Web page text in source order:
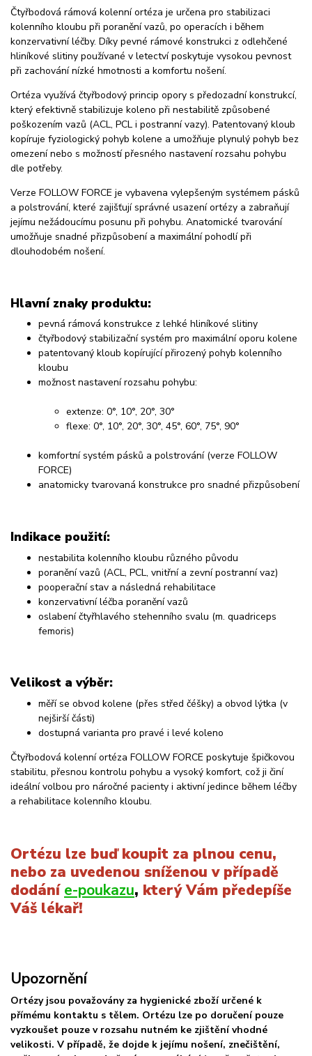
Čtyřbodová rámová kolenní ortéza je určena pro stabilizaci
kolenního kloubu při poranění vazů, po operacích i během
konzervativní léčby. Díky pevné rámové konstrukci z odlehčené
hliníkové slitiny používané v letectví poskytuje vysokou pevnost
při zachování nízké hmotnosti a komfortu nošení.
Ortéza využívá čtyřbodový princip opory s předozadní konstrukcí,
který efektivně stabilizuje koleno při nestabilitě způsobené
poškozením vazů (ACL, PCL i postranní vazy). Patentovaný kloub
kopíruje fyziologický pohyb kolene a umožňuje plynulý pohyb bez
omezení nebo s možností přesného nastavení rozsahu pohybu
dle potřeby.
Verze FOLLOW FORCE je vybavena vylepšeným systémem pásků
a polstrování, které zajišťují správné usazení ortézy a zabraňují
jejímu nežádoucímu posunu při pohybu. Anatomické tvarování
umožňuje snadné přizpůsobení a maximální pohodlí při
dlouhodobém nošení.
Hlavní znaky produktu:
pevná rámová konstrukce z lehké hliníkové slitiny
čtyřbodový stabilizační systém pro maximální oporu kolene
patentovaný kloub kopírující přirozený pohyb kolenního
kloubu
možnost nastavení rozsahu pohybu:
extenze: 0°, 10°, 20°, 30°
flexe: 0°, 10°, 20°, 30°, 45°, 60°, 75°, 90°
komfortní systém pásků a polstrování (verze FOLLOW
FORCE)
anatomicky tvarovaná konstrukce pro snadné přizpůsobení
Indikace použití:
nestabilita kolenního kloubu různého původu
poranění vazů (ACL, PCL, vnitřní a zevní postranní vaz)
pooperační stav a následná rehabilitace
konzervativní léčba poranění vazů
oslabení čtyřhlavého stehenního svalu (m. quadriceps
femoris)
Velikost a výběr:
měří se obvod kolene (přes střed čéšky) a obvod lýtka (v
nejširší části)
dostupná varianta pro pravé i levé koleno
Čtyřbodová kolenní ortéza FOLLOW FORCE poskytuje špičkovou
stabilitu, přesnou kontrolu pohybu a vysoký komfort, což ji činí
ideální volbou pro náročné pacienty i aktivní jedince během léčby
a rehabilitace kolenního kloubu.
Ortézu lze buď koupit za plnou cenu,
nebo za uvedenou sníženou v případě
dodání e-poukazu, který Vám předepíše
Váš lékař!
Upozornění
Ortézy jsou považovány za hygienické zboží určené k
přímému kontaktu s tělem. Ortézu lze po doručení pouze
vyzkoušet pouze v rozsahu nutném ke zjištění vhodné
velikosti. V případě, že dojde k jejímu nošení, znečištění,